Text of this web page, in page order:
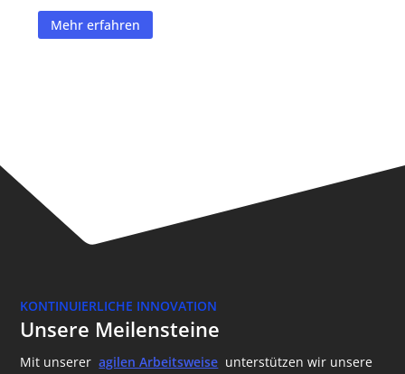
Mehr erfahren
KONTINUIERLICHE INNOVATION
Unsere Meilensteine
Mit unserer agilen Arbeitsweise unterstützen wir unsere